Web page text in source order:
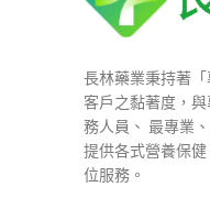
長林藥業秉持著
客戶之黏著度，
務人員、 最專業
提供各式營養保
位服務。